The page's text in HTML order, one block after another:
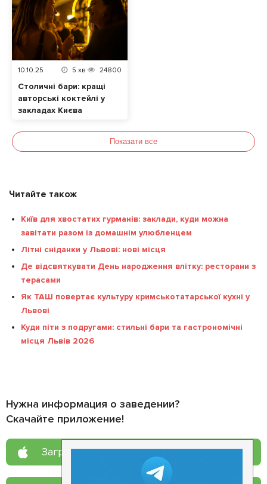
10.10.25 5 хв 24800
Столичні бари: кращі
авторські коктейлі у
закладах Києва
Показати все
Читайте також
Київ для хвостатих гурманів: заклади, куди можна
завітати разом із домашнім улюбленцем
Літні сніданки у Львові: нові місця
Де відсвяткувати День народження влітку: ресторани з
терасами
Як ТАШ повертає культуру кримськотатарської кухні у
Львові
Куди піти з подругами: стильні бари та гастрономічні
місця Львів 2026
Нужна информация о заведении?
Скачайте приложение!
Загрузите в App Store